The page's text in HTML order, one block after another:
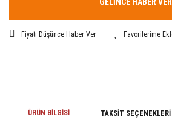
Fiyatı Düşünce Haber Ver
ÜRÜN BILGISI TAKSIT SEÇENEKLERI